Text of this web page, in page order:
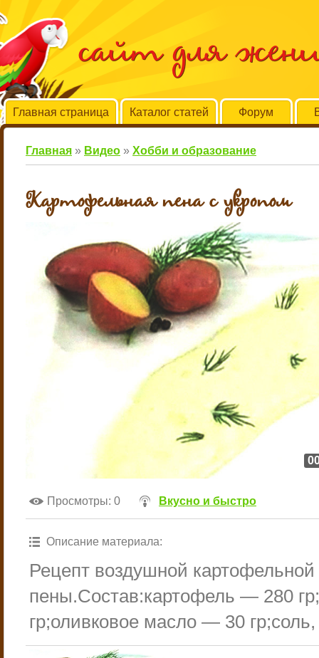
сайт для
Главная страница Каталог статей Форум
Главная » Видео » Хобби и образование
Картофельная пена с укропом
Просмотры: 0 Вкусно и быстро
Описание материала:
Рецепт воздушной картофельной
пены.Состав:картофель — 280
гр;оливковое масло — 30